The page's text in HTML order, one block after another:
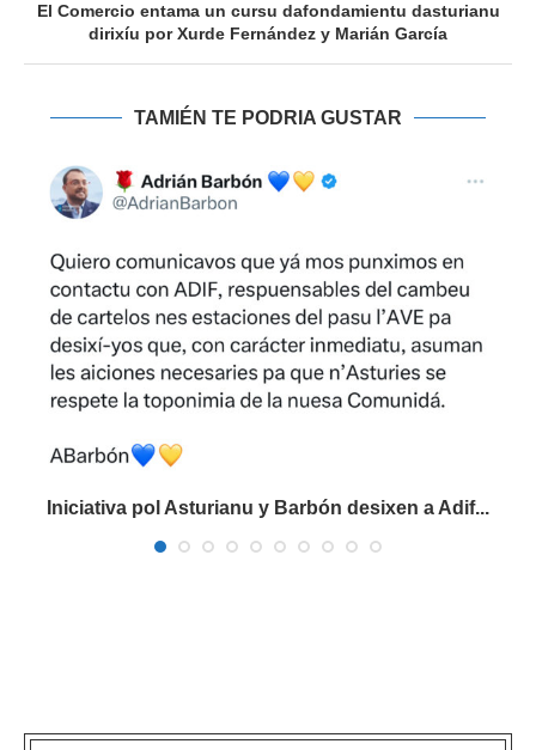
El Comercio entama un cursu dafondamientu dasturianu
dirixíu por Xurde Fernández y Marián García
TAMIÉN TE PODRIA GUSTAR
Iniciativa pol Asturianu y Barbón desixen a Adif...